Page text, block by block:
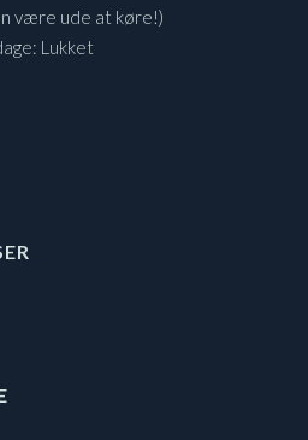
være ude at køre!)
Lukket